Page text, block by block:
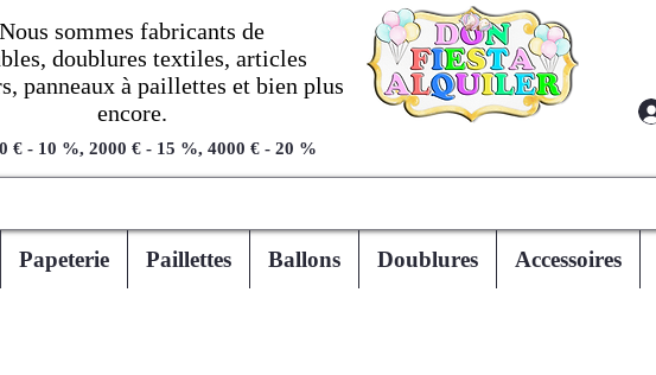
Nous sommes fabricants de
doublures textiles, articles
panneaux à paillettes et bien plus
encore.
€ - 10 %, 2000 € - 15 %, 4000 € - 20 %
Papeterie Paillettes Ballons Doublures Accessoires